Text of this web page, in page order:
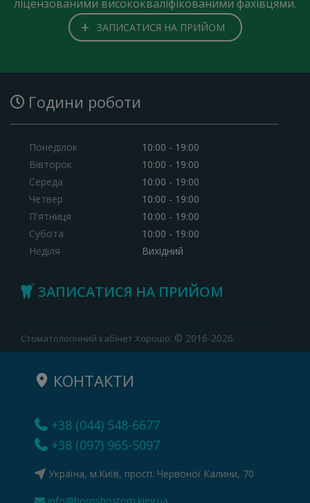
ліцензованими висококваліфікованими фахівцями.
+ ЗАПИСАТИСЯ НА ПРИЙОМ
Години роботи
Понеділок
Вівторок
Середа
Четвер
П'ятниця
Субота
Неділя
10:00 - 19:00
10:00 - 19:00
10:00 - 19:00
10:00 - 19:00
10:00 - 19:00
10:00 - 19:00
Вихідний
ЗАПИСАТИСЯ НА ПРИЙОМ
Стоматологічний кабінет Хорошо. © 2016-2026.
КОНТАКТИ
+38 (044) 548-6677
+38 (097) 965-5097
Україна, м.Київ, просп. Червоної Калини, 70